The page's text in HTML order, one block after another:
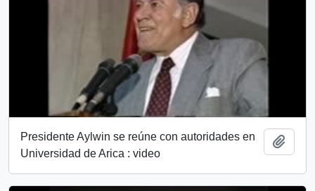
Presidente Aylwin se reúne con autoridades en
Universidad de Arica : video